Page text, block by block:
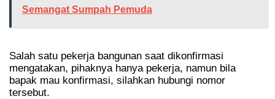
Semangat Sumpah Pemuda
Salah satu pekerja bangunan saat dikonfirmasi
mengatakan, pihaknya hanya pekerja, namun bila
bapak mau konfirmasi, silahkan hubungi nomor
tersebut.